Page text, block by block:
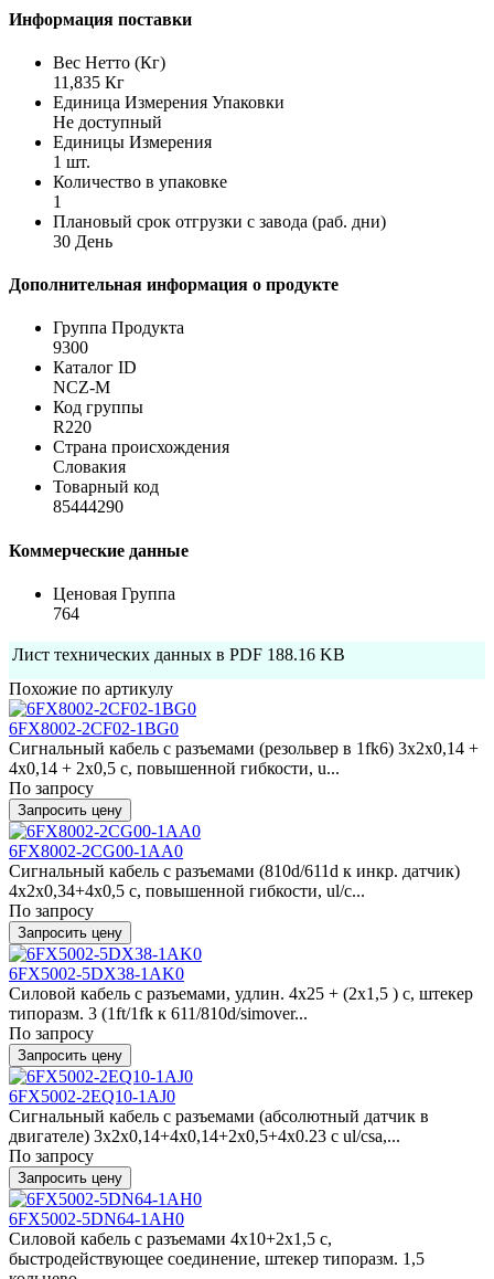
Информация поставки
Вес Нетто (Кг)
11,835 Кг
Единица Измерения Упаковки
Не доступный
Единицы Измерения
1 шт.
Количество в упаковке
1
Плановый срок отгрузки с завода (раб. дни)
30 День
Дополнительная информация о продукте
Группа Продукта
9300
Каталог ID
NCZ-M
Код группы
R220
Страна происхождения
Словакия
Товарный код
85444290
Коммерческие данные
Ценовая Группа
764
Лист технических данных в PDF 188.16 KB
Похожие по артикулу
6FX8002-2CF02-1BG0
Сигнальный кабель с разъемами (резольвер в 1fk6) 3x2x0,14 +
4x0,14 + 2x0,5 c, повышенной гибкости, u...
По запросу
Запросить цену
6FX8002-2CG00-1AA0
Сигнальный кабель с разъемами (810d/611d к инкр. датчик)
4x2x0,34+4x0,5 c, повышенной гибкости, ul/c...
По запросу
Запросить цену
6FX5002-5DX38-1AK0
Силовой кабель с разъемами, удлин. 4x25 + (2x1,5 ) c, штекер
типоразм. 3 (1ft/1fk к 611/810d/simover...
По запросу
Запросить цену
6FX5002-2EQ10-1AJ0
Сигнальный кабель с разъемами (абсолютный датчик в
двигателе) 3x2x0,14+4x0,14+2x0,5+4x0.23 c ul/csa,...
По запросу
Запросить цену
6FX5002-5DN64-1AH0
Силовой кабель с разъемами 4x10+2x1,5 c,
быстродействующее соединение, штекер типоразм. 1,5